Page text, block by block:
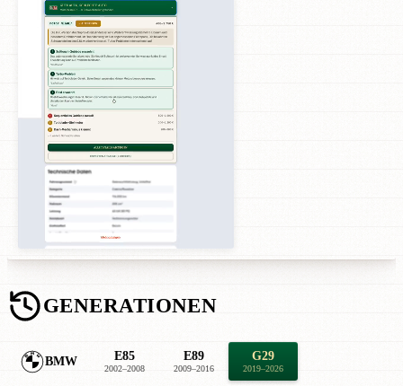
GENERATIONEN
BMW E85
2002–2008
E89
2009–2016
G29
2019–2026